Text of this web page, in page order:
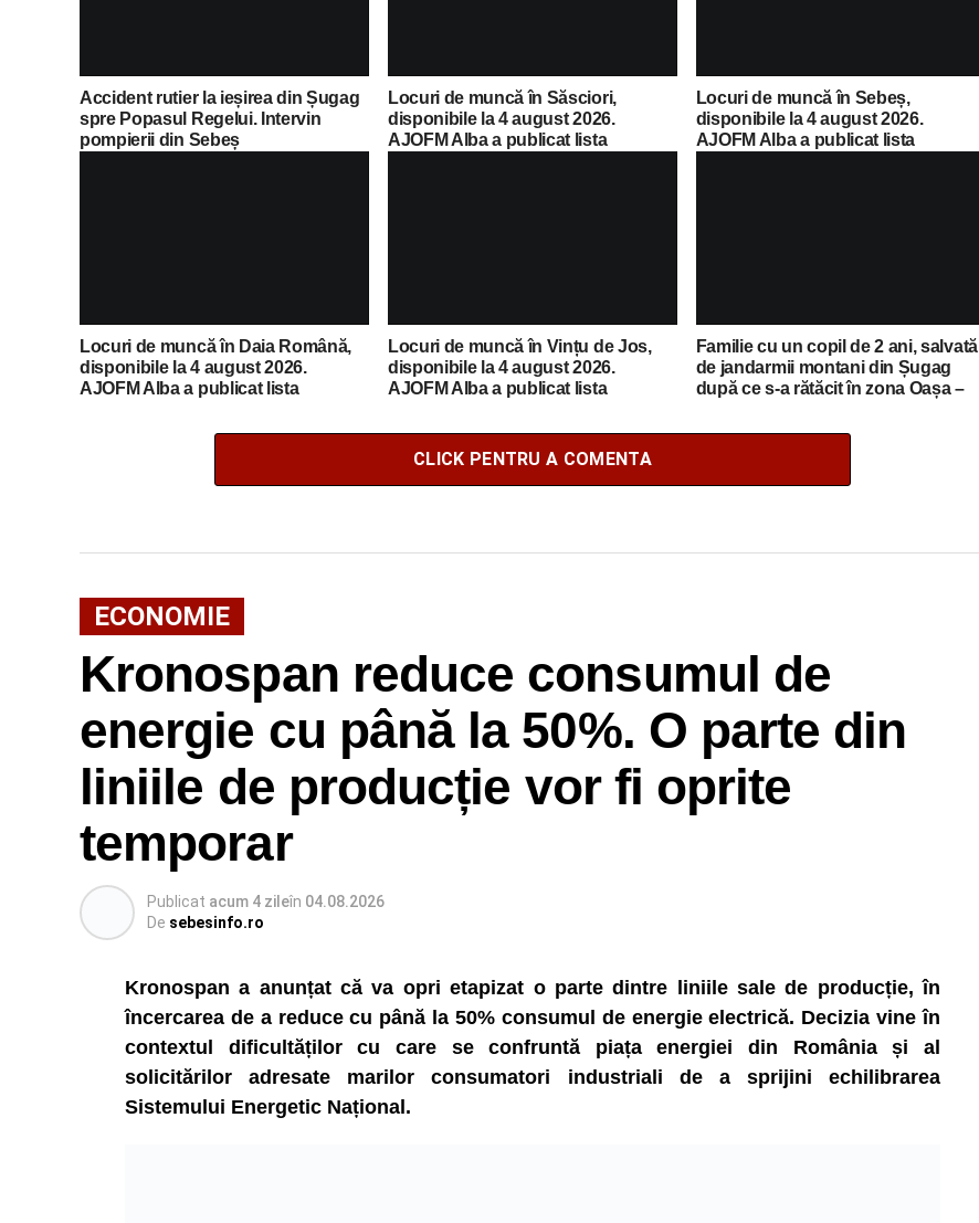
Accident rutier la ieșirea din Șugag
spre Popasul Regelui. Intervin
pompierii din Sebeș
Locuri de muncă în Săsciori,
disponibile la 4 august 2026.
AJOFM Alba a publicat lista
Locuri de muncă în Sebeș,
disponibile la 4 august 2026.
AJOFM Alba a publicat lista
Locuri de muncă în Daia Română,
disponibile la 4 august 2026.
AJOFM Alba a publicat lista
Locuri de muncă în Vințu de Jos,
disponibile la 4 august 2026.
AJOFM Alba a publicat lista
Familie cu un copil de 2 ani, salvată
de jandarmii montani din Șugag
după ce s-a rătăcit în zona Oașa –
CLICK PENTRU A COMENTA
ECONOMIE
Kronospan reduce consumul de
energie cu până la 50%. O parte din
liniile de producție vor fi oprite
temporar
Publicat acum 4 zileîn 04.08.2026
De sebesinfo.ro
Kronospan a anunțat că va opri etapizat o parte dintre liniile sale de producție, în
încercarea de a reduce cu până la 50% consumul de energie electrică. Decizia vine în
contextul dificultăților cu care se confruntă piața energiei din România și al
solicitărilor adresate marilor consumatori industriali de a sprijini echilibrarea
Sistemului Energetic Național.